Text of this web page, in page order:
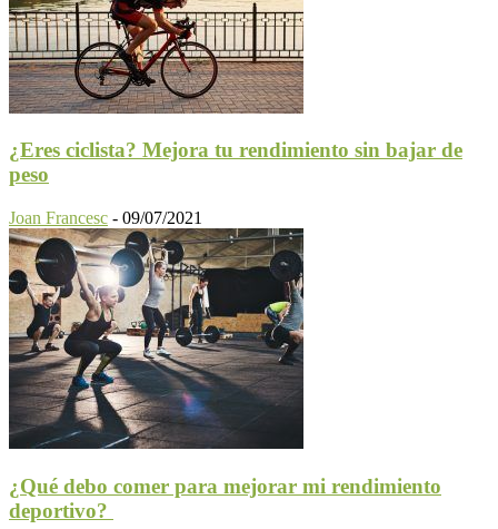
¿Eres ciclista? Mejora tu rendimiento sin bajar de
peso
Joan Francesc - 09/07/2021
¿Qué debo comer para mejorar mi rendimiento
deportivo?